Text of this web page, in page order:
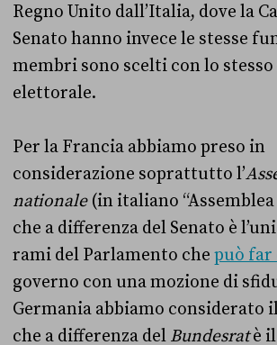
Regno Unito dall’Italia, dove la
Senato hanno invece le stesse
membri sono scelti con lo
elettorale.
Per la Francia abbiamo preso in
considerazione soprattutto l’
nationale (in italiano
che a differenza del Senato è
rami del Parlamento che può far
governo con una mozione di
Germania abbiamo considerato
che a differenza del Bundesratè il